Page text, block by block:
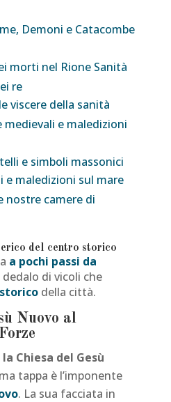
Demoni e Catacombe
morti nel Rione Sanità
re
viscere della sanità
medievali e maledizioni
e simboli massonici
e maledizioni sul mare
nostre camere di
del centro storico
a pochi passi da
di vicoli che
della città.
Nuovo al
Chiesa del Gesù
tappa è l’imponente
. La sua facciata in